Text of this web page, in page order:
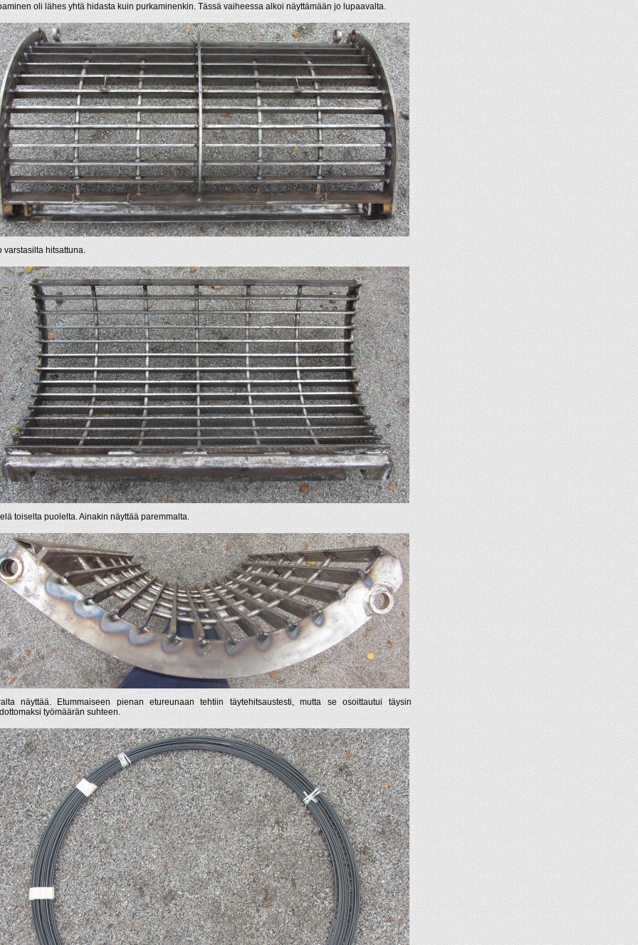
oli lähes yhtä hidasta kuin purkaminenkin. Tässä vaiheessa alkoi näyttämään jo lupaavalta.
varstasilta hitsattuna.
toiselta puolelta. Ainakin näyttää paremmalta.
näyttää. Etummaiseen pienan etureunaan tehtiin täytehitsaustesti, mutta se osoittautui täysin
työmäärän suhteen.